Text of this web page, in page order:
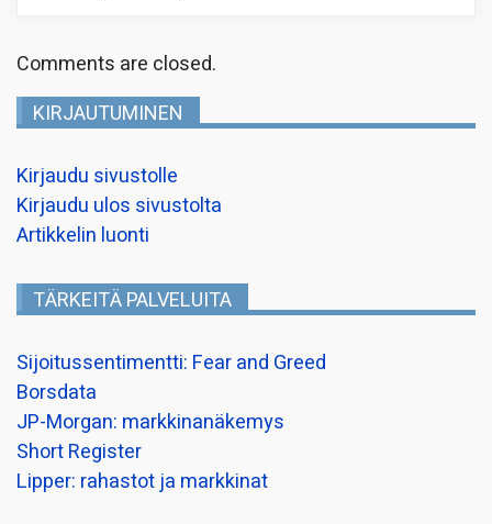
Comments are closed.
KIRJAUTUMINEN
Kirjaudu sivustolle
Kirjaudu ulos sivustolta
Artikkelin luonti
TÄRKEITÄ PALVELUITA
Sijoitussentimentti: Fear and Greed
Borsdata
JP-Morgan: markkinanäkemys
Short Register
Lipper: rahastot ja markkinat